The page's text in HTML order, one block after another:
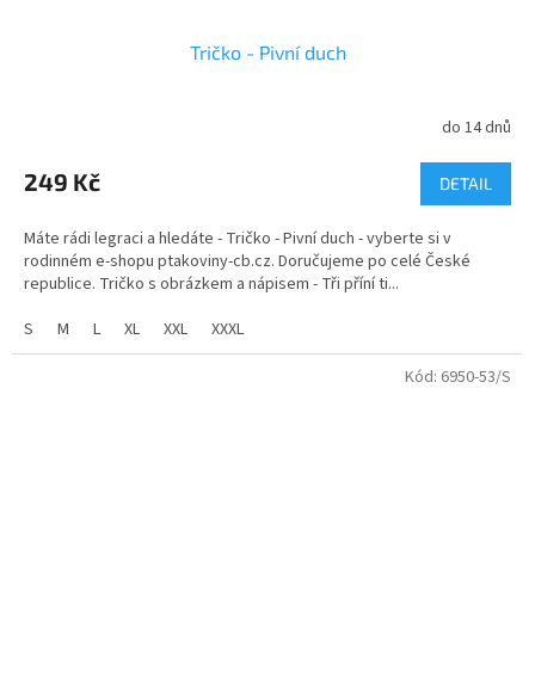
Tričko - Pivní duch
do 14 dnů
249 Kč DETAIL
Máte rádi legraci a hledáte - Tričko - Pivní duch - vyberte si v
rodinném e-shopu ptakoviny-cb.cz. Doručujeme po celé České
republice. Tričko s obrázkem a nápisem - Tři příní ti...
S
M L XL XXL XXXL
Kód: 6950-53/S